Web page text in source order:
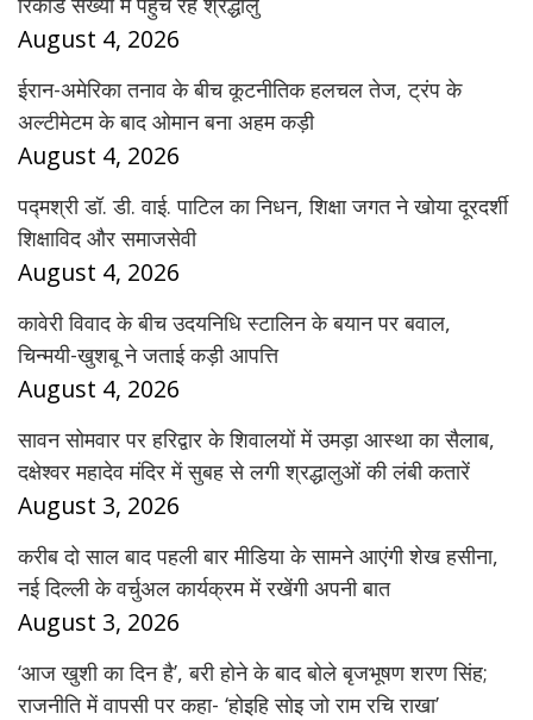
August 4, 2026
ईरान-अमेरिका तनाव के बीच कूटनीतिक हलचल तेज, ट्रंप के
अल्टीमेटम के बाद ओमान बना अहम कड़ी
August 4, 2026
पद्मश्री डॉ. डी. वाई. पाटिल का निधन, शिक्षा जगत ने खोया दूरदर्शी
शिक्षाविद और समाजसेवी
August 4, 2026
कावेरी विवाद के बीच उदयनिधि स्टालिन के बयान पर बवाल,
चिन्मयी-खुशबू ने जताई कड़ी आपत्ति
August 4, 2026
सावन सोमवार पर हरिद्वार के शिवालयों में उमड़ा आस्था का सैलाब,
दक्षेश्वर महादेव मंदिर में सुबह से लगी श्रद्धालुओं की लंबी कतारें
August 3, 2026
करीब दो साल बाद पहली बार मीडिया के सामने आएंगी शेख हसीना,
नई दिल्ली के वर्चुअल कार्यक्रम में रखेंगी अपनी बात
August 3, 2026
‘आज खुशी का दिन है’, बरी होने के बाद बोले बृजभूषण शरण सिंह;
राजनीति में वापसी पर कहा- ‘होइहि सोइ जो राम रचि राखा’